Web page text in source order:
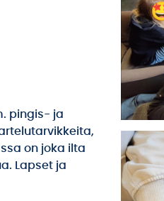
pingis- ja
on joka ilta
Lapset ja